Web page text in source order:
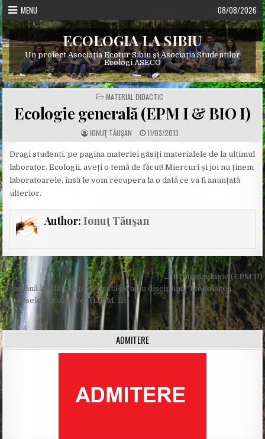
Skip
to
content
MENU 08/08/2026
ECOLOGIA LA SIBIU
Un proiect Asociația Ecotur Sibiu și Asociația Studenților
Ecologi ASECO
POSTED
IN
MATERIAL DIDACTIC
Ecologie generală (EPM I & BIO I)
A
U
H
O
R
IONUŢ TĂUŞAN P
U
L
I
S
H
E
T
E
:
11/03/2013
Dragi studenți, pe pagina materiei găsiți materialele de la ultimul
laborator. Ecologii, aveți o temă de făcut! Miercuri și joi nu ținem
laboratoarele, însă le vom recupera la o dată ce va fi anunțată
ulterior.
Author: Ionuţ Tăuşan
Post
navigation
← Ecotoxicologie (EPM II)
Se amână întâlnirea prevăzută pentru disciplina “Modelarea
Proceselor Ecologice” (E.P.M. III) →
ADMITERE